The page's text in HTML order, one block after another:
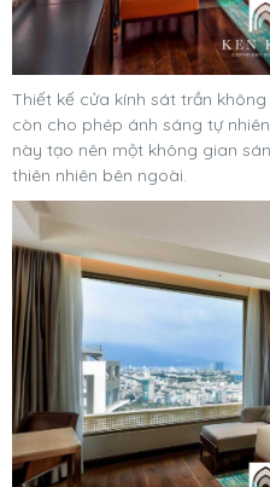
Thiết kế cửa kính sát trần
còn cho phép ánh sáng tự
này tạo nên một không gian
thiên nhiên bên ngoài.